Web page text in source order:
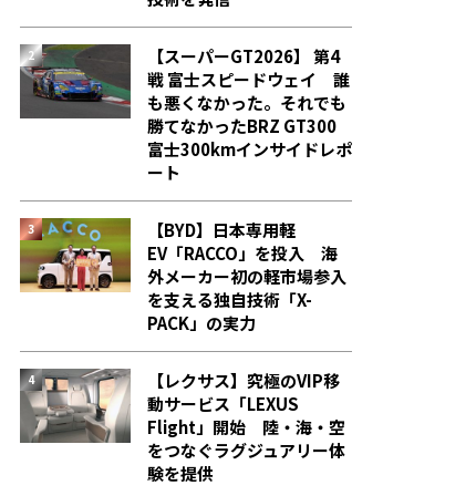
【スーパーGT2026】 第4
戦 富士スピードウェイ 誰
も悪くなかった。それでも
勝てなかった――BRZ GT300
富士300kmインサイドレポ
ート
【BYD】日本専用軽
EV「RACCO」を投入 海
外メーカー初の軽市場参入
を支える独自技術「X-
PACK」の実力
【レクサス】究極のVIP移
動サービス「LEXUS
Flight」開始 陸・海・空
をつなぐラグジュアリー体
験を提供